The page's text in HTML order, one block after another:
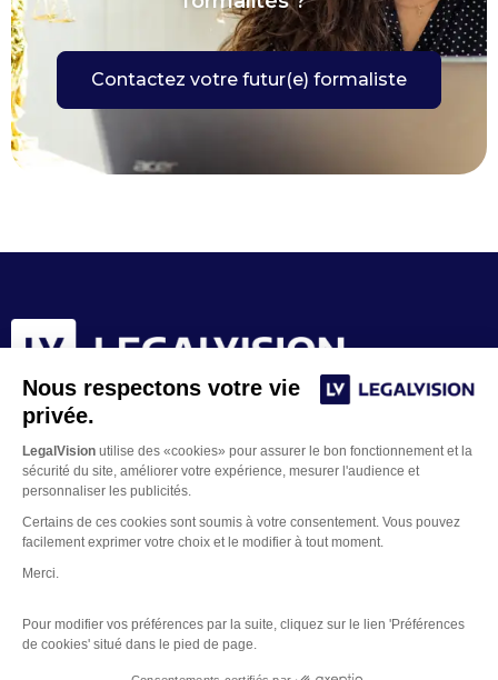
Nous respectons votre vie
privée.
LegalVision utilise des «cookies» pour assurer le bon fonctionnement et la
sécurité du site, améliorer votre expérience, mesurer l'audience et
personnaliser les publicités.
Certains de ces cookies sont soumis à votre consentement. Vous pouvez
facilement exprimer votre choix et le modifier à tout moment.
Merci.
Pour modifier vos préférences par la suite, cliquez sur le lien 'Préférences
de cookies' situé dans le pied de page.
Contactez votre futur(e) formaliste
Mentions Légales